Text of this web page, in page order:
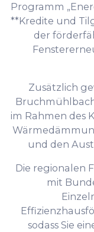
Programm
**Kredite und
der
Zusätzlich
im Rahmen des
und den
Die regionalen
mit
sodass Sie